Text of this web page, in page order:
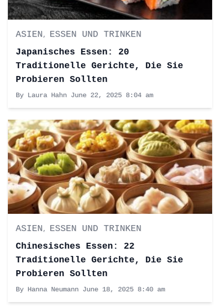
ASIEN , ESSEN UND TRINKEN
Japanisches Essen: 20
Traditionelle Gerichte, Die Sie
Probieren Sollten
By Laura Hahn June 22, 2025 8:04 am
ASIEN , ESSEN UND TRINKEN
Chinesisches Essen: 22
Traditionelle Gerichte, Die Sie
Probieren Sollten
By Hanna Neumann June 18, 2025 8:40 am